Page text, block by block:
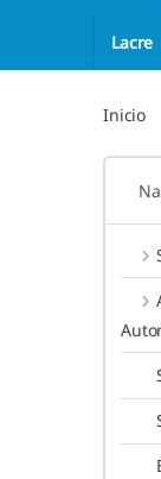
Lacre
Inicio